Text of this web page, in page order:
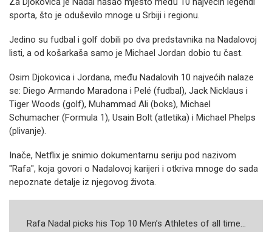
sporta, što je oduševilo mnoge u Srbiji i regionu.
Jedino su fudbal i golf dobili po dva predstavnika na Nadalovoj
listi, a od košarkaša samo je Michael Jordan dobio tu čast.
Osim Djokovica i Jordana, među Nadalovih 10 najvećih nalaze
se: Diego Armando Maradona i Pelé (fudbal), Jack Nicklaus i
Tiger Woods (golf), Muhammad Ali (boks), Michael
Schumacher (Formula 1), Usain Bolt (atletika) i Michael Phelps
(plivanje).
Inače, Netflix je snimio dokumentarnu seriju pod nazivom
"Rafa", koja govori o Nadalovoj karijeri i otkriva mnoge do sada
nepoznate detalje iz njegovog života.
Rafa Nadal picks his Top 10 Men’s Athletes of all time…